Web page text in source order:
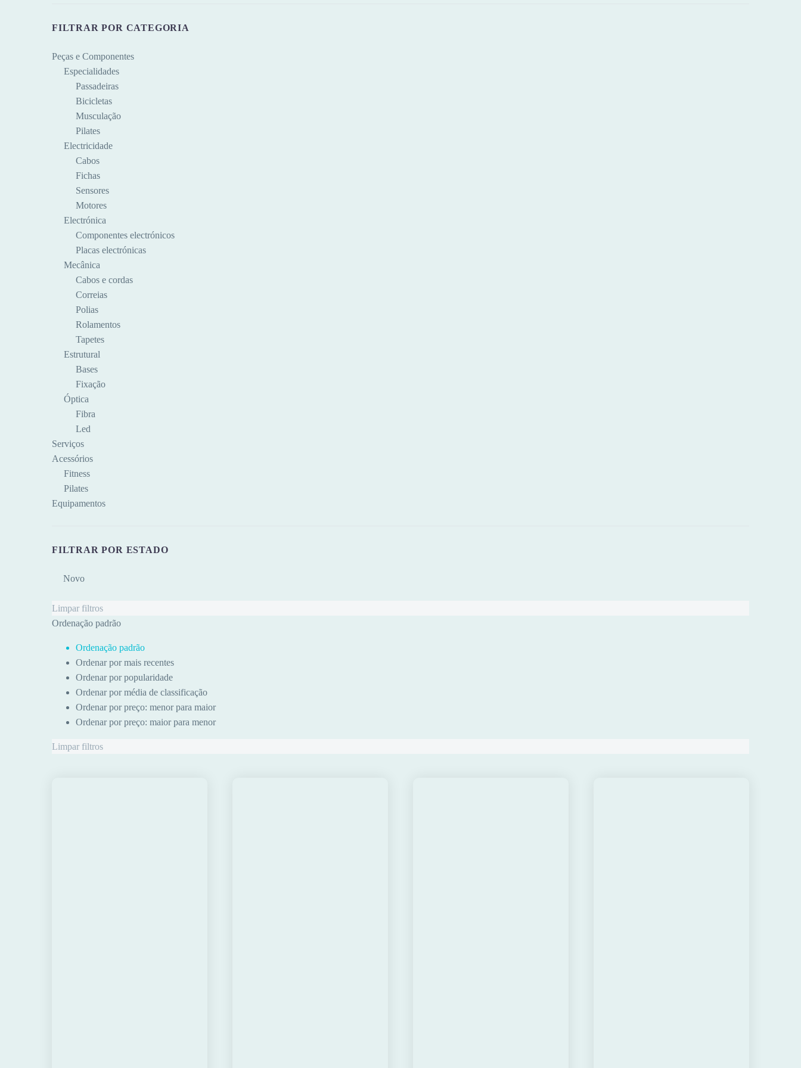
FILTRAR POR CATEGORIA
Peças e Componentes
Especialidades
Passadeiras
Bicicletas
Musculação
Pilates
Electricidade
Cabos
Fichas
Sensores
Motores
Electrónica
Componentes electrónicos
Placas electrónicas
Mecânica
Cabos e cordas
Correias
Polias
Rolamentos
Tapetes
Estrutural
Bases
Fixação
Óptica
Fibra
Led
Serviços
Acessórios
Fitness
Pilates
Equipamentos
FILTRAR POR ESTADO
Novo
Limpar filtros
Ordenação padrão
Ordenação padrão
Ordenar por mais recentes
Ordenar por popularidade
Ordenar por média de classificação
Ordenar por preço: menor para maior
Ordenar por preço: maior para menor
Limpar filtros